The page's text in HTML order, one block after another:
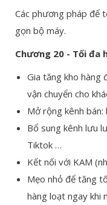
Các phương pháp để
gọn bộ máy.
Chương 20 - Tối đa
Gia tăng kho hàng
vận chuyển cho
Mở rộng kênh bán:
Bổ sung kênh lưu
Tiktok …
Kết nối với KAM
Mẹo nhỏ để tăng
hàng loạt ngay khi